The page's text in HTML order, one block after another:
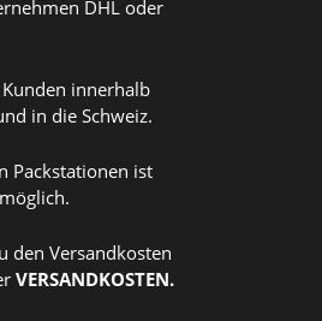
DHL oder
innerhalb
in die Schweiz.
Packstationen ist
möglich.
den Versandkosten
VERSANDKOSTEN.